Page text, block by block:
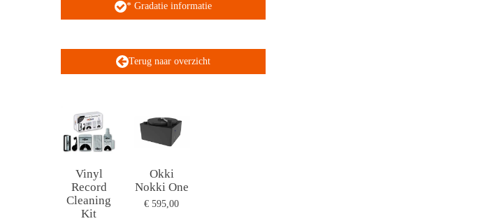
* Gradatie informatie
Terug naar overzicht
Vinyl
Record
Cleaning
Kit
Okki
Nokki One
€ 595,00